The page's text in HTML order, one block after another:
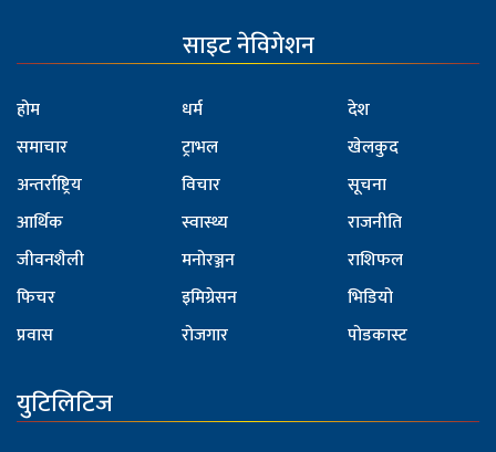
साइट नेविगेशन
होम
समाचार
अन्तर्राष्ट्रिय
आर्थिक
जीवनशैली
फिचर
प्रवास
धर्म
ट्राभल
विचार
स्वास्थ्य
मनोरञ्जन
इमिग्रेसन
रोजगार
देश
खेलकुद
सूचना
राजनीति
राशिफल
भिडियो
पोडकास्ट
युटिलिटिज